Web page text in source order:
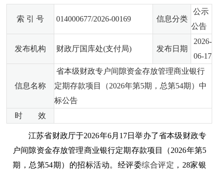
索 引 号 014000677/2026-00169 信息分类
公示
公告
发布机构 财政厅国库处(支付局) 发布日期
2026-
06-17
信息名称
省本级财政专户间隙资金存放管理商业银行
定期存款项目（2026年第5期，总第54期）中
标公告
时 效
江苏省财政厅于2026年6月 17日举办了省本级财政专
户间隙资金存放管理商业银行定期存款项目（2026年第5
期，总第54期）的招标活动。经评委综合评定 ， 28家银